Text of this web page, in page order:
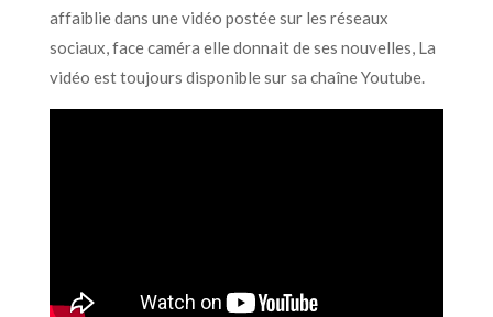
affaiblie dans une vidéo postée sur les réseaux
sociaux, face caméra elle donnait de ses nouvelles, La
vidéo est toujours disponible sur sa chaîne Youtube.